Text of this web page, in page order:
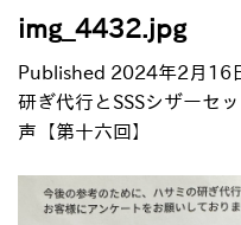
img_4432.jpg
Published 2024年2月16
研ぎ代行とSSSシザーセ
声【第十六回】